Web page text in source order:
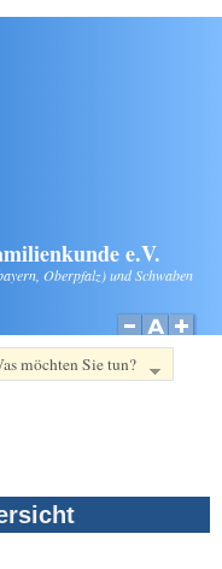
e.V.
Oberpfalz) und Schwaben
möchten Sie tun?